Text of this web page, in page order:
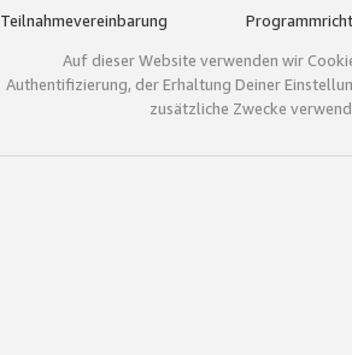
Teilnahmevereinbarung
Auf dieser Website verwenden wir
Authentifizierung, der Erhaltung Deiner
zusätzliche Zwecke